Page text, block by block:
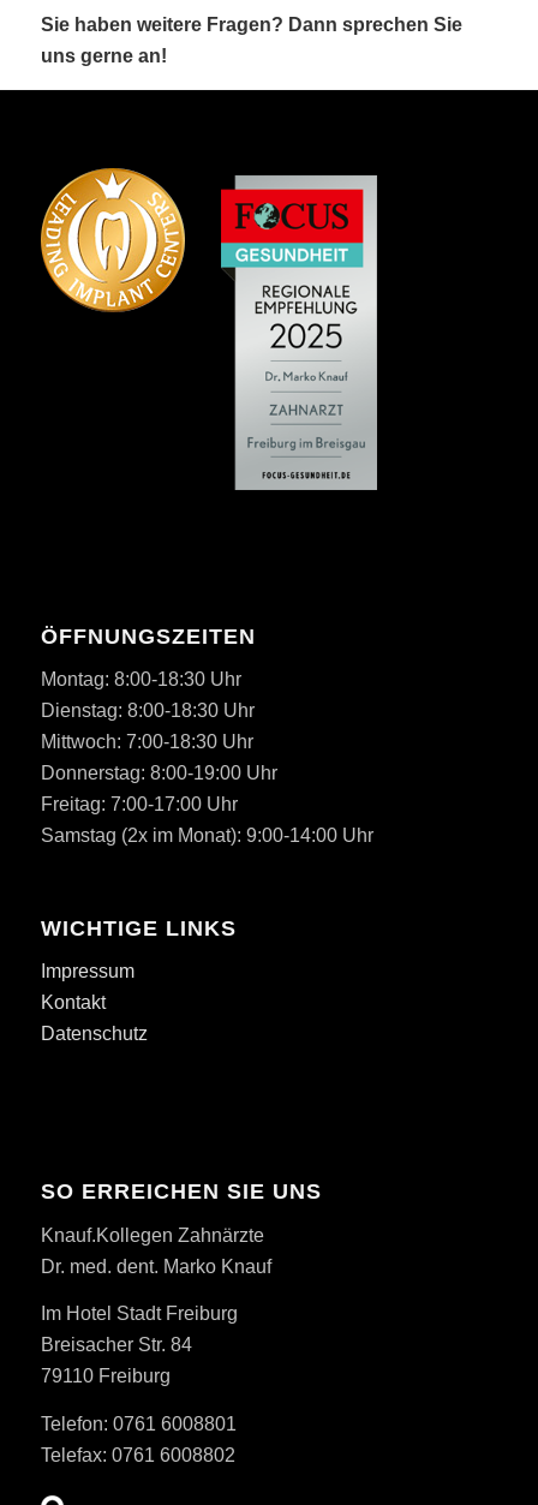
Sie haben weitere Fragen? Dann sprechen Sie
uns gerne an!
ÖFFNUNGSZEITEN
Montag: 8:00-18:30 Uhr
Dienstag: 8:00-18:30 Uhr
Mittwoch: 7:00-18:30 Uhr
Donnerstag: 8:00-19:00 Uhr
Freitag: 7:00-17:00 Uhr
Samstag (2x im Monat): 9:00-14:00 Uhr
WICHTIGE LINKS
Impressum
Kontakt
Datenschutz
SO ERREICHEN SIE UNS
Knauf.Kollegen Zahnärzte
Dr. med. dent. Marko Knauf
Im Hotel Stadt Freiburg
Breisacher Str. 84
79110 Freiburg
Telefon: 0761 6008801
Telefax: 0761 6008802